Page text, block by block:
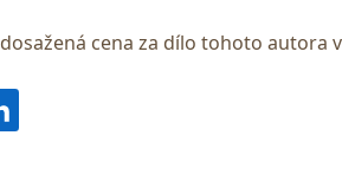
cena za dílo tohoto autora